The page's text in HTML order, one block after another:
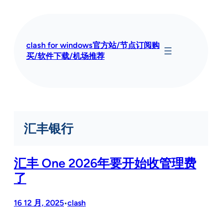
clash for windows官方站/节点订阅购
买/软件下载/机场推荐
汇丰银行
汇丰 One 2026年要开始收管理费
了
16 12 月, 2025•clash